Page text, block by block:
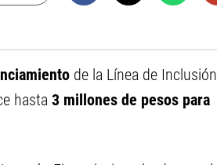
de la Línea de Inclusión
hasta 3 millones de pesos para